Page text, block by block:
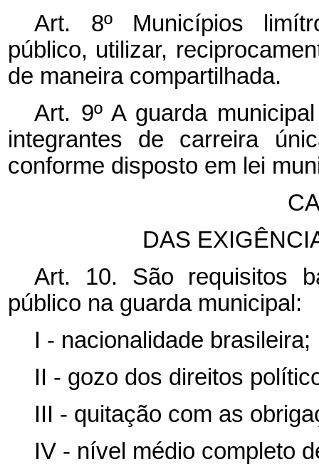
Art. 8º Municípios
público, utilizar,
de maneira compartilhada.
Art. 9º A guarda
integrantes de carreira
conforme disposto em lei
DAS
Art. 10. São requisitos
público na guarda municipal:
I - nacionalidade brasileira;
II - gozo dos direitos
III - quitação com as
IV - nível médio completo